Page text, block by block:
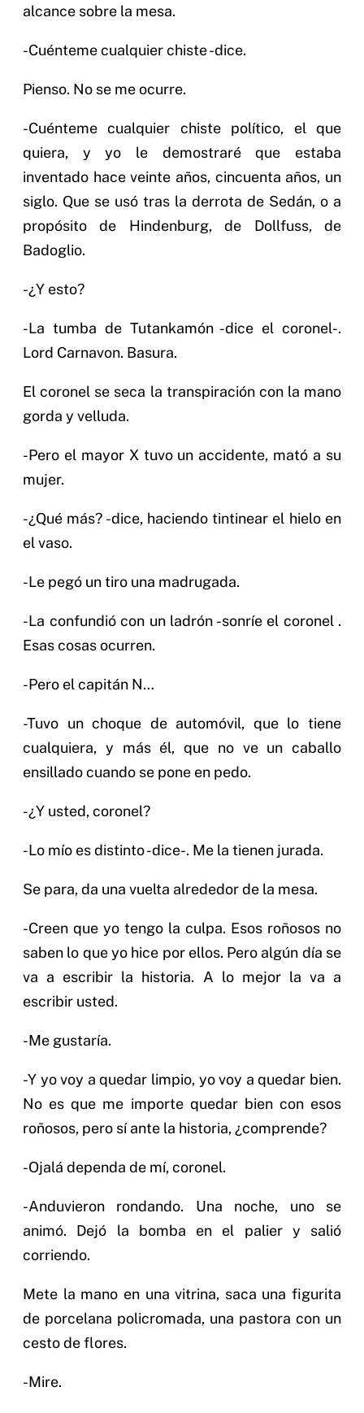
alcance sobre la mesa.
-Cuénteme cualquier chiste -dice.
Pienso. No se me ocurre.
-Cuénteme cualquier chiste político, el que
quiera, y yo le demostraré que estaba
inventado hace veinte años, cincuenta años, un
siglo. Que se usó tras la derrota de Sedán, o a
propósito de Hindenburg, de Dollfuss, de
Badoglio.
-¿Y esto?
-La tumba de Tutankamón -dice el coronel-.
Lord Carnavon. Basura.
El coronel se seca la transpiración con la mano
gorda y velluda.
-Pero el mayor X tuvo un accidente, mató a su
mujer.
-¿Qué más? -dice, haciendo tintinear el hielo en
el vaso.
-Le pegó un tiro una madrugada.
-La confundió con un ladrón -sonríe el coronel .
Esas cosas ocurren.
-Pero el capitán N…
-Tuvo un choque de automóvil, que lo tiene
cualquiera, y más él, que no ve un caballo
ensillado cuando se pone en pedo.
-¿Y usted, coronel?
-Lo mío es distinto -dice-. Me la tienen jurada.
Se para, da una vuelta alrededor de la mesa.
-Creen que yo tengo la culpa. Esos roñosos no
saben lo que yo hice por ellos. Pero algún día se
va a escribir la historia. A lo mejor la va a
escribir usted.
-Me gustaría.
-Y yo voy a quedar limpio, yo voy a quedar bien.
No es que me importe quedar bien con esos
roñosos, pero sí ante la historia, ¿comprende?
-Ojalá dependa de mí, coronel.
-Anduvieron rondando. Una noche, uno se
animó. Dejó la bomba en el palier y salió
corriendo.
Mete la mano en una vitrina, saca una figurita
de porcelana policromada, una pastora con un
cesto de flores.
-Mire.